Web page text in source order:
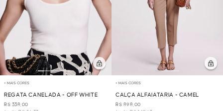
+ MAIS CORES
REGATA CANELADA - OFF WHITE
R$ 338,00
+ MAIS CORES
CALÇA ALFAIATARIA - CAMEL
R$ 898,00